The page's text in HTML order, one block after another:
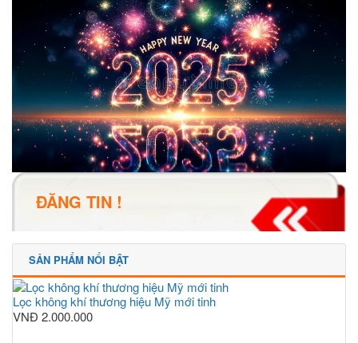
ĐĂNG TIN !
SẢN PHẨM NỔI BẬT
Lọc không khí thương hiệu Mỹ mới tinh
VNĐ 2.000.000